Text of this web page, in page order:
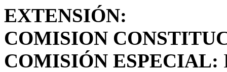
EXTENSIÓN:
COMISION
COMISIÓN ESPECIAL: